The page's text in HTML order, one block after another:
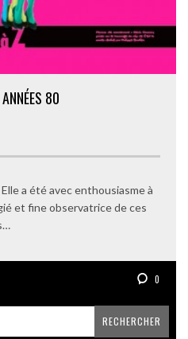
80
a été avec enthousiasme à
et fine observatrice de ces
0